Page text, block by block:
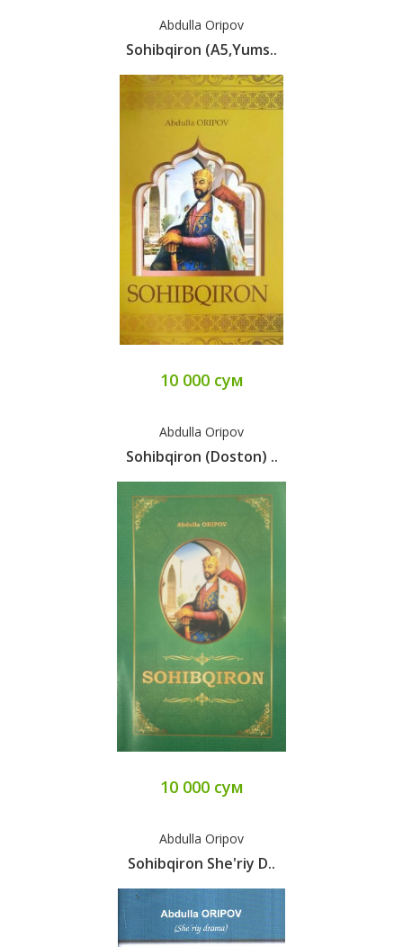
Abdulla Oripov
Sohibqiron (A5,yums..
10 000 сум
Abdulla Oripov
Sohibqiron (Doston) ..
10 000 сум
Abdulla Oripov
Sohibqiron She'riy D..